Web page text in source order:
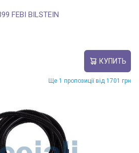
FEBI BILSTEIN
КУПИТЬ
Ще 1 пропозиції від 1701 грн